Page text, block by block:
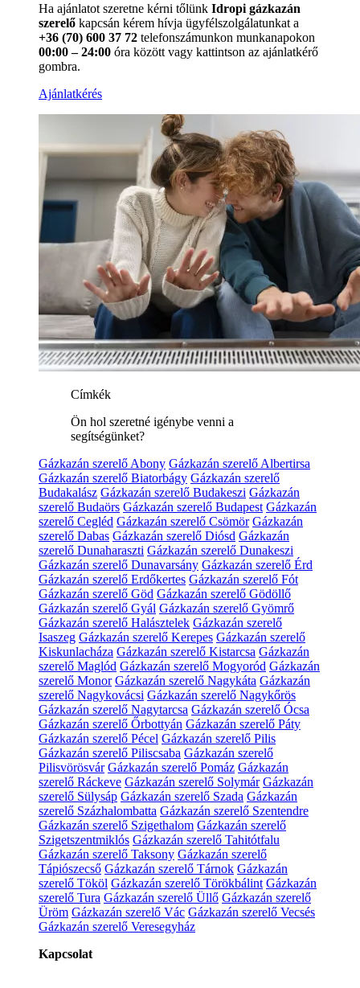
Ha ajánlatot szeretne kérni tőlünk Idropi gázkazán
szerelő kapcsán kérem hívja ügyfélszolgálatunkat a
+36 (70) 600 37 72 telefonszámunkon munkanapokon
00:00 – 24:00 óra között vagy kattintson az ajánlatkérő
gombra.
Ajánlatkérés
Címkék
Ön hol szeretné igénybe venni a
segítségünket?
Gázkazán szerelő Abony Gázkazán szerelő Albertirsa
Gázkazán szerelő Biatorbágy Gázkazán szerelő
Budakalász Gázkazán szerelő Budakeszi Gázkazán
szerelő Budaörs Gázkazán szerelő Budapest Gázkazán
szerelő Cegléd Gázkazán szerelő Csömör Gázkazán
szerelő Dabas Gázkazán szerelő Diósd Gázkazán
szerelő Dunaharaszti Gázkazán szerelő Dunakeszi
Gázkazán szerelő Dunavarsány Gázkazán szerelő Érd
Gázkazán szerelő Erdőkertes Gázkazán szerelő Fót
Gázkazán szerelő Göd Gázkazán szerelő Gödöllő
Gázkazán szerelő Gyál Gázkazán szerelő Gyömrő
Gázkazán szerelő Halásztelek Gázkazán szerelő
Isaszeg Gázkazán szerelő Kerepes Gázkazán szerelő
Kiskunlacháza Gázkazán szerelő Kistarcsa Gázkazán
szerelő Maglód Gázkazán szerelő Mogyoród Gázkazán
szerelő Monor Gázkazán szerelő Nagykáta Gázkazán
szerelő Nagykovácsi Gázkazán szerelő Nagykőrös
Gázkazán szerelő Nagytarcsa Gázkazán szerelő Ócsa
Gázkazán szerelő Őrbottyán Gázkazán szerelő Páty
Gázkazán szerelő Pécel Gázkazán szerelő Pilis
Gázkazán szerelő Piliscsaba Gázkazán szerelő
Pilisvörösvár Gázkazán szerelő Pomáz Gázkazán
szerelő Ráckeve Gázkazán szerelő Solymár Gázkazán
szerelő Sülysáp Gázkazán szerelő Szada Gázkazán
szerelő Százhalombatta Gázkazán szerelő Szentendre
Gázkazán szerelő Szigethalom Gázkazán szerelő
Szigetszentmiklós Gázkazán szerelő Tahitótfalu
Gázkazán szerelő Taksony Gázkazán szerelő
Tápiószecső Gázkazán szerelő Tárnok Gázkazán
szerelő Tököl Gázkazán szerelő Törökbálint Gázkazán
szerelő Tura Gázkazán szerelő Üllő Gázkazán szerelő
Üröm Gázkazán szerelő Vác Gázkazán szerelő Vecsés
Gázkazán szerelő Veresegyház
Kapcsolat